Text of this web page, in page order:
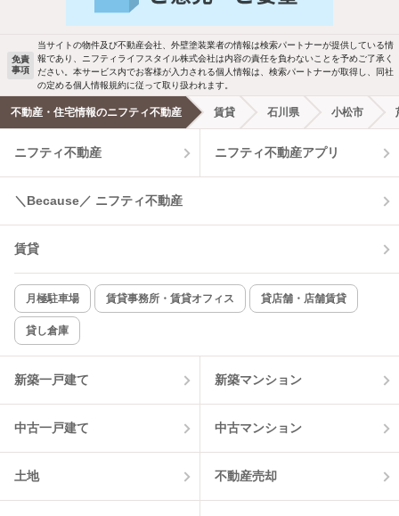
洗濯機置場あり 独立洗面台
エアコンあり 都市ガス
温水洗浄便座 オートロック
コンロ2口以上
新着のみ インターネット無料
該当件数:
0件
免責
事項
当サイトの物件及び不動産会社、外壁塗装業者の情報は検索パートナーが提供している情
報であり、ニフティライフスタイル株式会社は内容の責任を負わないことを予めご了承く
ださい。本サービス内でお客様が入力される個人情報は、検索パートナーが取得し、同社
の定める個人情報規約に従って取り扱われます。
不動産・住宅情報のニフティ不動産 賃貸 石川県 小松市
ニフティ不動産 ニフティ不動産アプリ
＼Because／ ニフティ不動産
賃貸
月極駐車場 賃貸事務所・賃貸オフィス 貸店舗・店舗賃貸
貸し倉庫
新築一戸建て 新築マンション
中古一戸建て 中古マンション
土地 不動産売却